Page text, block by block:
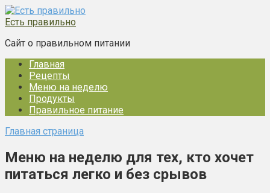
Перейти
к
Есть правильно
Сайт о правильном питании
Главная
Рецепты
Меню на неделю
Продукты
Правильное питание
Главная страница
Меню на неделю для тех, кто хочет
питаться легко и без срывов